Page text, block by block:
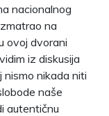
nacionalnog
na
ovoj dvorani
iz diskusija
nismo nikada niti
naše
autentičnu